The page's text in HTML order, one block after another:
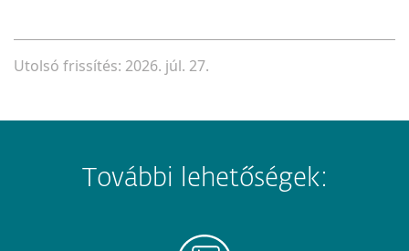
Utolsó frissítés: 2026. júl. 27.
További lehetőségek: